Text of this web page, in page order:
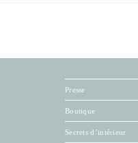
Presse
Boutique
Secrets d’intérieur